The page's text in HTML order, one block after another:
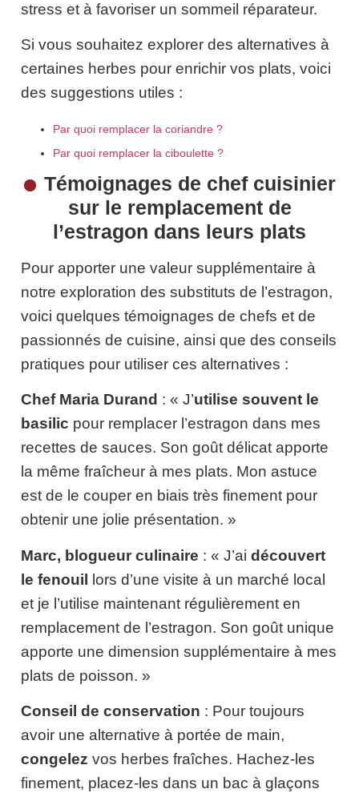
stress et à favoriser un sommeil réparateur.
Si vous souhaitez explorer des alternatives à
certaines herbes pour enrichir vos plats, voici
des suggestions utiles :
Par quoi remplacer la coriandre ?
Par quoi remplacer la ciboulette ?
Témoignages de chef cuisinier
sur le remplacement de
l’estragon dans leurs plats
Pour apporter une valeur supplémentaire à
notre exploration des substituts de l’estragon,
voici quelques témoignages de chefs et de
passionnés de cuisine, ainsi que des conseils
pratiques pour utiliser ces alternatives :
Chef Maria Durand : « J’utilise souvent le
basilic pour remplacer l’estragon dans mes
recettes de sauces. Son goût délicat apporte
la même fraîcheur à mes plats. Mon astuce
est de le couper en biais très finement pour
obtenir une jolie présentation. »
Marc, blogueur culinaire : « J’ai découvert
le fenouil lors d’une visite à un marché local
et je l’utilise maintenant régulièrement en
remplacement de l’estragon. Son goût unique
apporte une dimension supplémentaire à mes
plats de poisson. »
Conseil de conservation : Pour toujours
avoir une alternative à portée de main,
congelez vos herbes fraîches. Hachez-les
finement, placez-les dans un bac à glaçons